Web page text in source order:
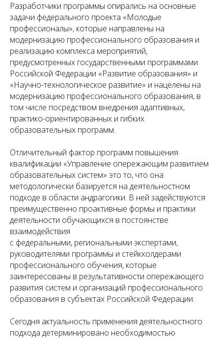
Разработчики программы опирались на основные
задачи федерального проекта «Молодые
профессионалы», которые направлены на
модернизацию профессионального образования и
реализацию комплекса мероприятий,
предусмотренных государственными программами
Российской Федерации «Развитие образования» и
«Научно-технологическое развитие» и нацелены на
модернизацию профессионального образования, в
том числе посредством внедрения адаптивных,
практико-ориентированных и гибких
образовательных программ.
Отличительный фактор программ повышения
квалификации «Управление опережающим развитием
образовательных систем» это то, что она
методологически базируется на деятельностном
подходе в области андрагогики. В ней задействуются
преимущественно проактивные формы и практики
деятельности обучающихся в постоянстве
взаимодействия
с федеральными, региональными экспертами,
руководителями программы и стейкхолдерами
профессионального обучения, которые
заинтересованы в результативности опережающего
развития систем и организаций профессионального
образования в субъектах Российской Федерации.
Сегодня актуальность применения деятельностного
подхода детерминировано необходимостью